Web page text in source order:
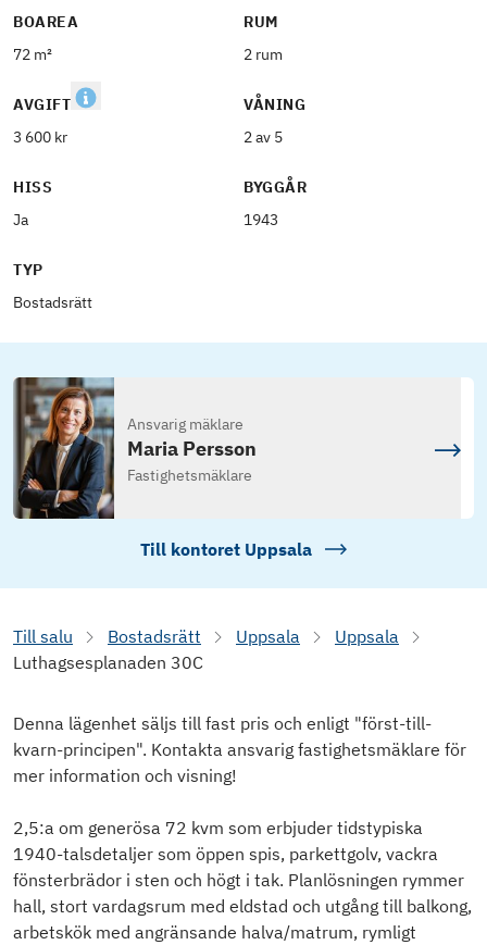
BOAREA
72 m²
RUM
2 rum
AVGIFT
3 600 kr
VÅNING
2 av 5
HISS
Ja
BYGGÅR
1943
TYP
Bostadsrätt
Ansvarig mäklare
Maria Persson
Fastighetsmäklare
Till kontoret Uppsala
Till salu Bostadsrätt Uppsala
Uppsala
Luthagsesplanaden 30C
Denna lägenhet säljs till fast pris och enligt "först-till-
kvarn-principen". Kontakta ansvarig fastighetsmäklare för
mer information och visning!
2,5:a om generösa 72 kvm som erbjuder tidstypiska
1940-talsdetaljer som öppen spis, parkettgolv, vackra
fönsterbrädor i sten och högt i tak. Planlösningen rymmer
hall, stort vardagsrum med eldstad och utgång till balkong,
arbetskök med angränsande halva/matrum, rymligt